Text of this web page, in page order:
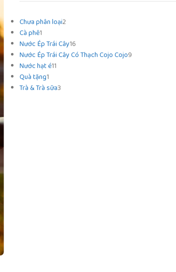
Chưa phân loại2
Cà phê1
Nước Ép Trái Cây16
Nước Ép Trái Cây Có Thạch Cojo Cojo9
Nước hạt é11
Quà tặng1
Trà & Trà sữa3